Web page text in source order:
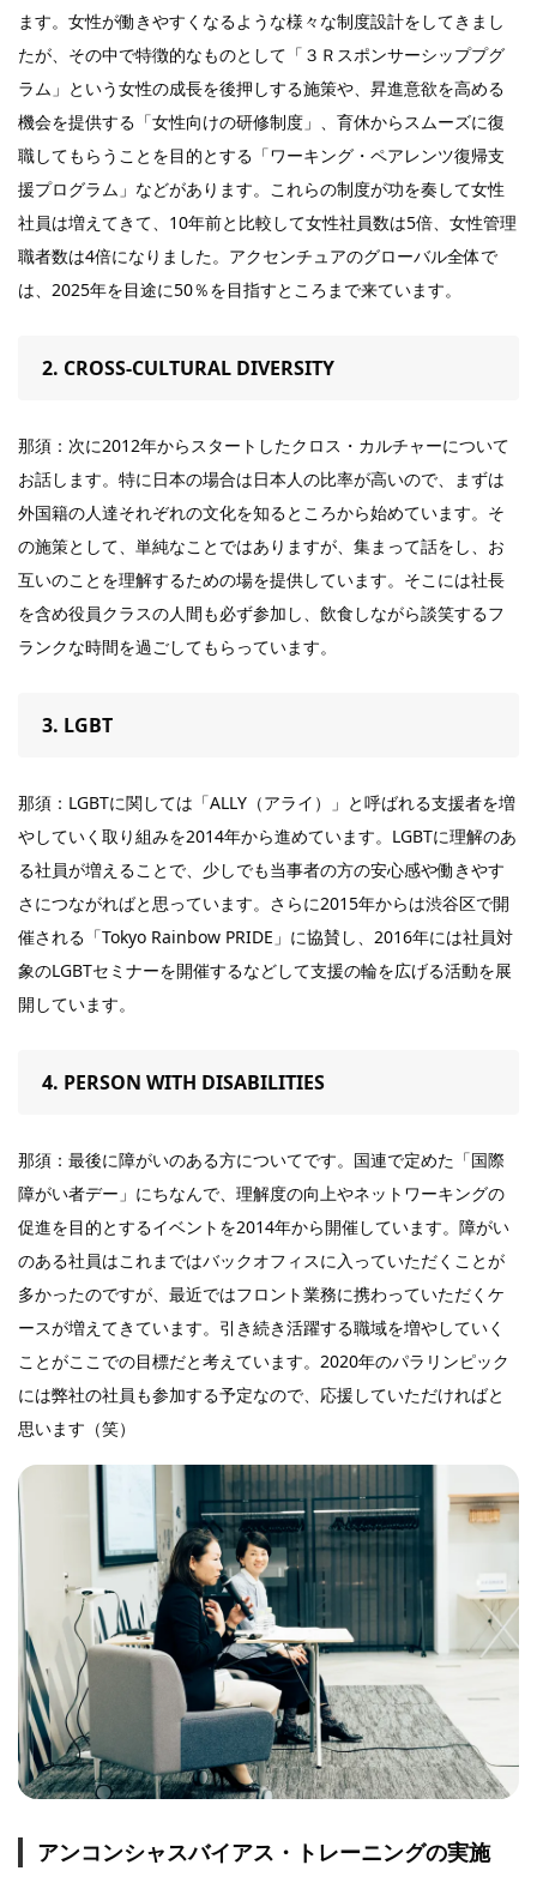
ます。女性が働きやすくなるような様々な制度設計をしてきまし
たが、その中で特徴的なものとして「３Ｒスポンサーシッププグ
ラム」という女性の成長を後押しする施策や、昇進意欲を高める
機会を提供する「女性向けの研修制度」、育休からスムーズに復
職してもらうことを目的とする「ワーキング・ペアレンツ復帰支
援プログラム」などがあります。これらの制度が功を奏して女性
社員は増えてきて、10年前と比較して女性社員数は5倍、女性管理
職者数は4倍になりました。アクセンチュアのグローバル全体で
は、2025年を目途に50％を目指すところまで来ています。
2. CROSS-CULTURAL DIVERSITY
那須：次に2012年からスタートしたクロス・カルチャーについて
お話します。特に日本の場合は日本人の比率が高いので、まずは
外国籍の人達それぞれの文化を知るところから始めています。そ
の施策として、単純なことではありますが、集まって話をし、お
互いのことを理解するための場を提供しています。そこには社長
を含め役員クラスの人間も必ず参加し、飲食しながら談笑するフ
ランクな時間を過ごしてもらっています。
3. LGBT
那須：LGBTに関しては「ALLY（アライ）」と呼ばれる支援者を増
やしていく取り組みを2014年から進めています。LGBTに理解のあ
る社員が増えることで、少しでも当事者の方の安心感や働きやす
さにつながればと思っています。さらに2015年からは渋谷区で開
催される「Tokyo Rainbow PRIDE」に協賛し、2016年には社員対
象のLGBTセミナーを開催するなどして支援の輪を広げる活動を展
開しています。
4. PERSON WITH DISABILITIES
那須：最後に障がいのある方についてです。国連で定めた「国際
障がい者デー」にちなんで、理解度の向上やネットワーキングの
促進を目的とするイベントを2014年から開催しています。障がい
のある社員はこれまではバックオフィスに入っていただくことが
多かったのですが、最近ではフロント業務に携わっていただくケ
ースが増えてきています。引き続き活躍する職域を増やしていく
ことがここでの目標だと考えています。2020年のパラリンピック
には弊社の社員も参加する予定なので、応援していただければと
思います（笑）
アンコンシャスバイアス・トレーニングの実施